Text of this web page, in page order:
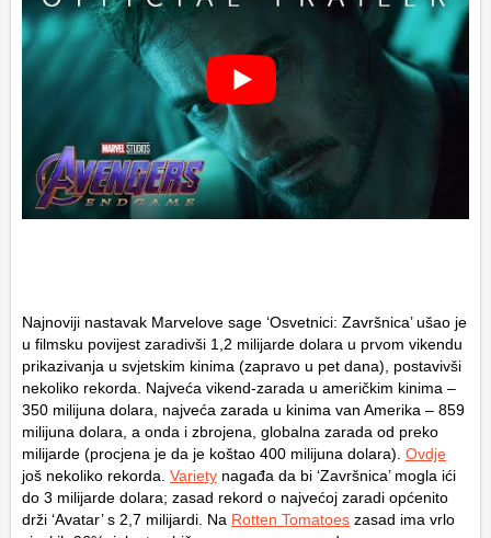
Najnoviji nastavak Marvelove sage ‘Osvetnici: Završnica’ ušao je
u filmsku povijest zaradivši 1,2 milijarde dolara u prvom vikendu
prikazivanja u svjetskim kinima (zapravo u pet dana), postavivši
nekoliko rekorda. Najveća vikend-zarada u američkim kinima –
350 milijuna dolara, najveća zarada u kinima van Amerika – 859
milijuna dolara, a onda i zbrojena, globalna zarada od preko
milijarde (procjena je da je koštao 400 milijuna dolara). Ovdje
još nekoliko rekorda. Variety nagađa da bi ‘Završnica’ mogla ići
do 3 milijarde dolara; zasad rekord o najvećoj zaradi općenito
drži ‘Avatar’ s 2,7 milijardi. Na Rotten Tomatoes zasad ima vrlo